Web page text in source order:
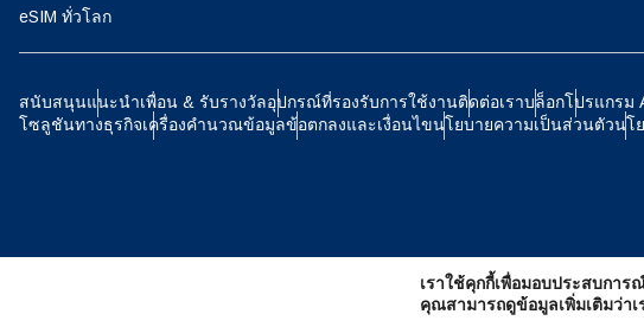
eSIM ทั่วโลก
สนับสนุนแนะนำเพื่อน & รับรางวัลอุปกรณ์ที่รองรับการใช้งานติดต่อเราบล็อกโปรแกรม
โซลูชันทางธุรกิจเครื่องคำนวณข้อมูลข้อตกลงและเงื่อนไขนโยบายความเป็นส่วนตัวนโ
Polski
简体中文
CAD - ดอลลาร์แคน
CHF - ฟรังก์สวิส
เราใช้คุกกี้เพื่อมอบประสบกา
คุณสามารถดูข้อมูลเพิ่มเติมว่า